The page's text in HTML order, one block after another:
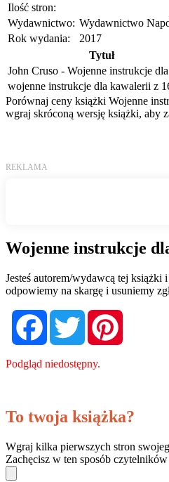
Ilość stron:
Wydawnictwo: Wydawnictwo
Rok wydania:
2017
Tytuł
John Cruso - Wojenne instrukcje
wojenne instrukcje dla kawalerii z
Porównaj ceny książki Wojenne
wgraj skróconą wersję książki, aby
Wojenne instrukcje
Jesteś autorem/wydawcą tej książki
odpowiemy na skargę i usuniemy
FacebookTwitter
Podgląd niedostępny.
To twoja książka?
Wgraj kilka pierwszych stron
Zachęcisz w ten sposób